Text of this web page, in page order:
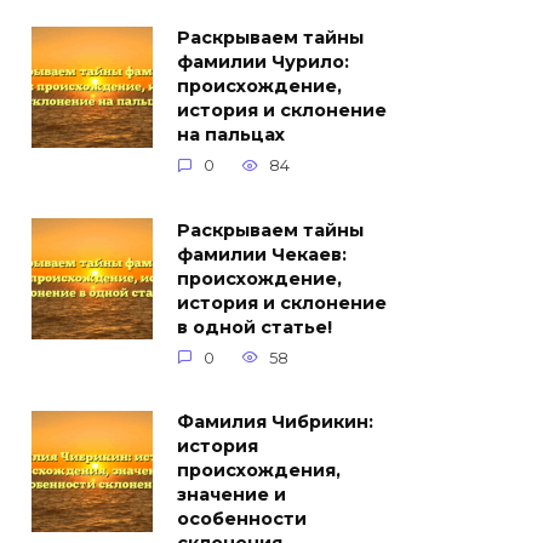
Раскрываем тайны
фамилии Чурило:
происхождение,
история и склонение
на пальцах
0 84
Раскрываем тайны
фамилии Чекаев:
происхождение,
история и склонение
в одной статье!
0 58
Фамилия Чибрикин:
история
происхождения,
значение и
особенности